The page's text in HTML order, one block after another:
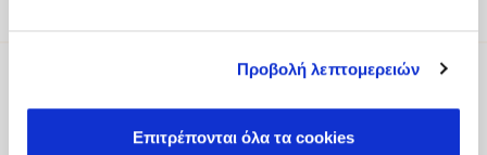
Προβολή λεπτομερειών
Επιτρέπονται όλα τα cookies
Be part of our world
To receive updates about exclusive